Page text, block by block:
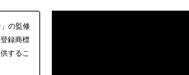
の監修
録商標
するこ